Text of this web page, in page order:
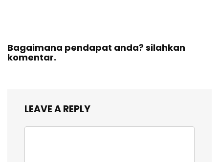
Bagaimana pendapat anda? silahkan
komentar.
LEAVE A REPLY